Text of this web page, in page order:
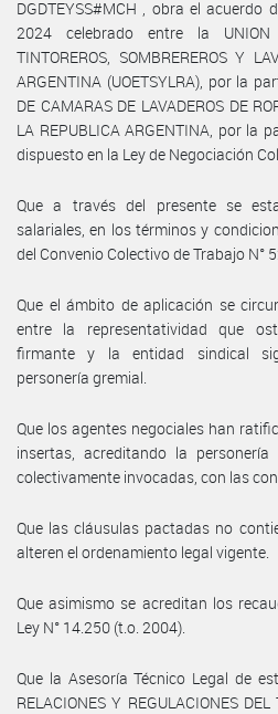
DGDTEYSS#MCH , obra el acuerdo
2024 celebrado entre la UNION
TINTOREROS, SOMBREREROS Y
ARGENTINA (UOETSYLRA), por la
DE CAMARAS DE LAVADEROS DE
LA REPUBLICA ARGENTINA, por la
dispuesto en la Ley de Negociación
Que a través del presente se
salariales, en los términos y
del Convenio Colectivo de Trabajo N°
Que el ámbito de aplicación se
entre la representatividad que
firmante y la entidad sindical
personería gremial.
Que los agentes negociales han
insertas, acreditando la
colectivamente invocadas, con las
Que las cláusulas pactadas no
alteren el ordenamiento legal vigente.
Que asimismo se acreditan los
Ley N° 14.250 (t.o. 2004).
Que la Asesoría Técnico Legal de
RELACIONES Y REGULACIONES